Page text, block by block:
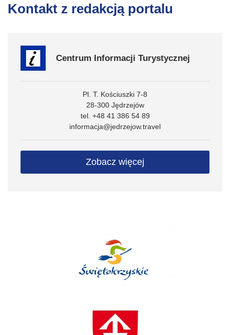
Kontakt z redakcją portalu
Centrum Informacji Turystycznej
Pl. T. Kościuszki 7-8
28-300 Jędrzejów
tel. +48 41 386 54 89
informacja@jedrzejow.travel
Zobacz więcej